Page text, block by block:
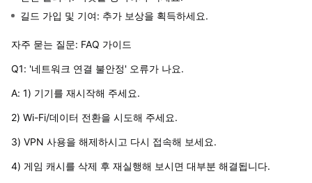
길드 가입 및 기여: 추가 보상을 획득하세요.
자주 묻는 질문: FAQ 가이드
Q1: '네트워크 연결 불안정' 오류가 나요.
A: 1) 기기를 재시작해 주세요.
2) Wi-Fi/데이터 전환을 시도해 주세요.
3) VPN 사용을 해제하시고 다시 접속해 보세요.
4) 게임 캐시를 삭제 후 재실행해 보시면 대부분 해결됩니다.